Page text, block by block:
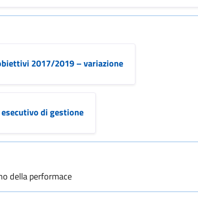
2017/2019 – variazione
di gestione
della performace